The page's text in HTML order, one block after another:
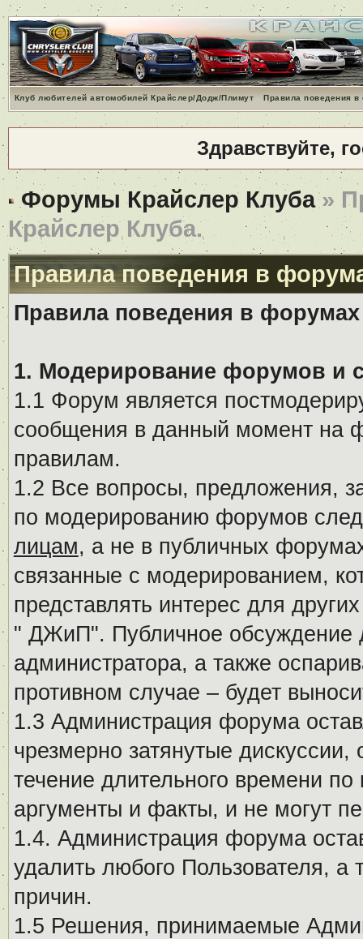
Клуб любителей автомобилей Крайслер/Додж/Плимут Правила поведения
Здравствуйте,
Форумы Крайслер Клуба»
Крайслер Клуба.
Правила поведения в
Правила поведения в
1. Модерирование форумов и
1.1 Форум является
сообщения в данный момент на
правилам.
1.2 Все вопросы, предложения,
по модерированию форумов
лицам, а не в публичных
связанные с модерированием,
представлять интерес для
" ДЖиП". Публичное обсуждение
администратора, а также
противном случае – будет
1.3 Администрация форума
чрезмерно затянутые
течение длительного времени
аргументы и факты, и не могут
1.4. Администрация форума
удалить любого Пользователя, а
причин.
1.5 Решения, принимаемые